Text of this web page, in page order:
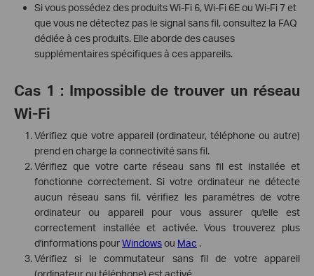
Si vous possédez des produits Wi-Fi 6, Wi-Fi 6E ou Wi-Fi 7 et
que vous ne détectez pas le signal sans fil, consultez la FAQ
dédiée à ces produits. Elle aborde des causes
supplémentaires spécifiques à ces appareils.
Cas 1 : Impossible de trouver un réseau
Wi-Fi
Vérifiez que votre appareil (ordinateur, téléphone ou autre)
prend en charge la connectivité sans fil.
Vérifiez que votre carte réseau sans fil est installée et
fonctionne correctement. Si votre ordinateur ne détecte
aucun réseau sans fil, vérifiez les paramètres de votre
ordinateur ou appareil pour vous assurer qu'elle est
correctement installée et activée. Vous trouverez plus
d'informations pourWindowsou Mac .
Vérifiez si le commutateur sans fil de votre appareil
(ordinateur ou téléphone) est activé.